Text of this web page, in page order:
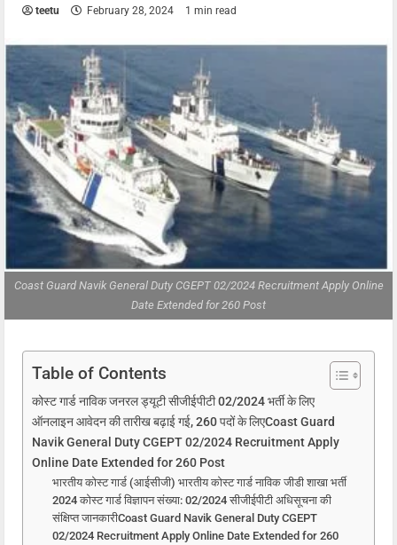
teetu February 28, 2024 1 min read
Coast Guard Navik General Duty CGEPT 02/2024 Recruitment Apply Online
Date Extended for 260 Post
Table of Contents
कोस्ट गार्ड नाविक जनरल ड्यूटी सीजीईपीटी 02/2024 भर्ती के लिए
ऑनलाइन आवेदन की तारीख बढ़ाई गई, 260 पदों के लिएCoast Guard
Navik General Duty CGEPT 02/2024 Recruitment Apply
Online Date Extended for 260 Post
भारतीय कोस्ट गार्ड (आईसीजी) भारतीय कोस्ट गार्ड नाविक जीडी शाखा भर्ती
2024 कोस्ट गार्ड विज्ञापन संख्या: 02/2024 सीजीईपीटी अधिसूचना की
संक्षिप्त जानकारीCoast Guard Navik General Duty CGEPT
02/2024 Recruitment Apply Online Date Extended for 260